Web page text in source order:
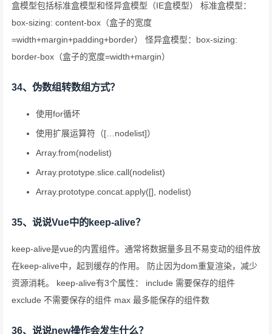
盒模型包括标准盒模型和怪异盒模型（IE盒模型） 标准盒模型：
box-sizing: content-box（盒子的宽度
=width+margin+padding+border） 怪异盒模型：box-sizing:
border-box（盒子的宽度=width+margin）
34、伪数组转数组方式？
使用for循坏
使用扩展运算符（[…nodelist]）
Array.from(nodelist)
Array.prototype.slice.call(nodelist)
Array.prototype.concat.apply([], nodelist)
35、说说Vue中的keep-alive？
keep-alive是vue的内置组件。通常将数据量多且不易变动的组件放
在keep-alive中，起到缓存的作用。 防止因为dom重复渲染，减少
资源消耗。 keep-alive有3个属性： include 需要保存的组件
exclude 不需要保存的组件 max 最多能保存的组件数
36、说说new操作会发生什么？